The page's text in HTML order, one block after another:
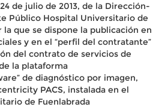
de julio de 2013, de la Dirección-
Público Hospital Universitario de
la que se dispone la publicación en
y en el “perfil del contratante”
del contrato de servicios de
la plataforma
de diagnóstico por imagen,
PACS, instalada en el
de Fuenlabrada